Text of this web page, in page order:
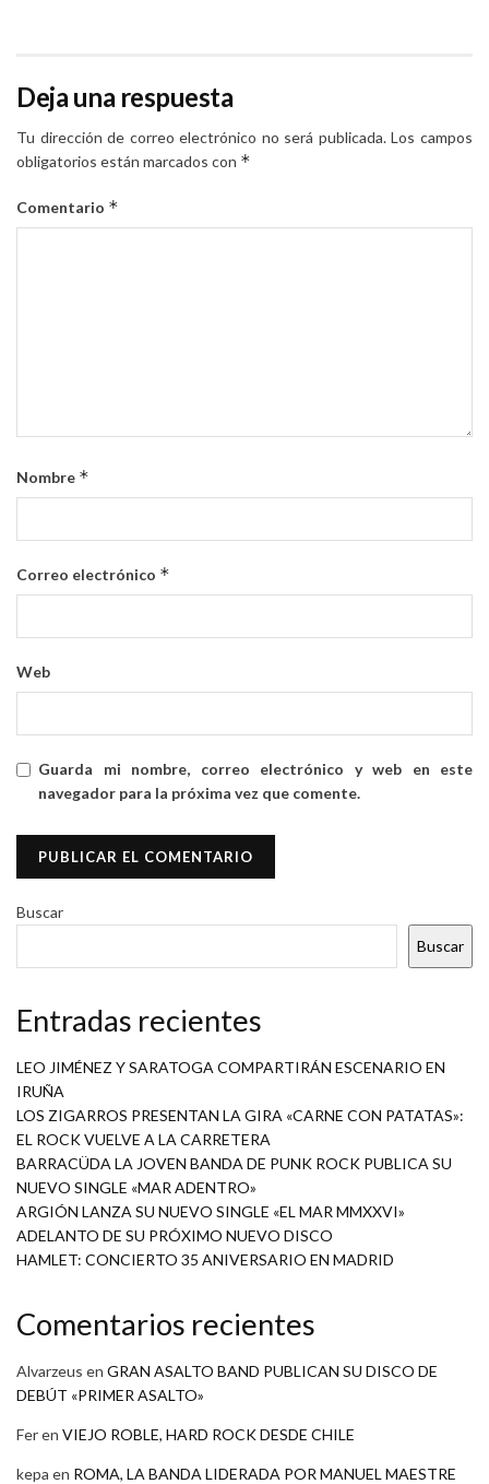
Deja una respuesta
Tu dirección de correo electrónico no será publicada. Los campos
obligatorios están marcados con *
Comentario *
Nombre *
Correo electrónico *
Web
Guarda mi nombre, correo electrónico y web en este
navegador para la próxima vez que comente.
Buscar
Buscar
Entradas recientes
LEO JIMÉNEZ Y SARATOGA COMPARTIRÁN ESCENARIO EN
IRUÑA
LOS ZIGARROS PRESENTAN LA GIRA «CARNE CON PATATAS»:
EL ROCK VUELVE A LA CARRETERA
BARRACÜDA LA JOVEN BANDA DE PUNK ROCK PUBLICA SU
NUEVO SINGLE «MAR ADENTRO»
ARGIÓN LANZA SU NUEVO SINGLE «EL MAR MMXXVI»
ADELANTO DE SU PRÓXIMO NUEVO DISCO
HAMLET: CONCIERTO 35 ANIVERSARIO EN MADRID
Comentarios recientes
Alvarzeus en GRAN ASALTO BAND PUBLICAN SU DISCO DE
DEBÚT «PRIMER ASALTO»
Feren VIEJO ROBLE, HARD ROCK DESDE CHILE
kepa en ROMA, LA BANDA LIDERADA POR MANUEL MAESTRE